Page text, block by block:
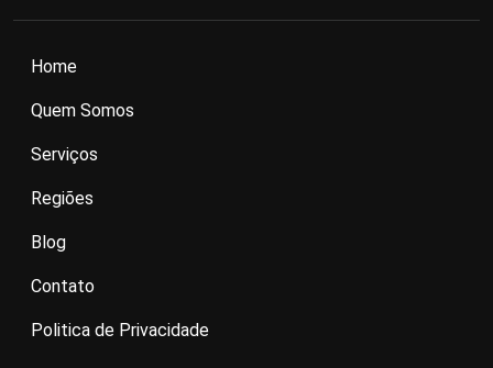
Home
Quem Somos
Serviços
Regiões
Blog
Contato
Politica de Privacidade